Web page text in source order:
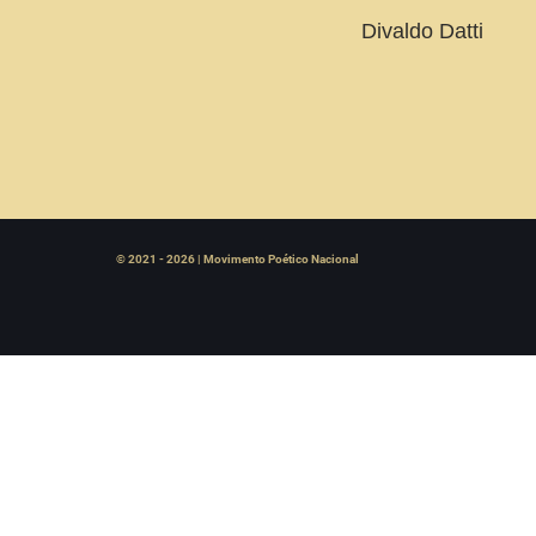
Divaldo Datti
© 2021 - 2026 | Movimento Poético Nacional